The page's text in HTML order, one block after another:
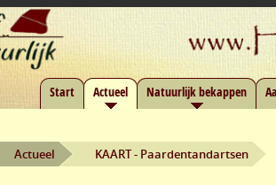
Start Actueel Natuurlijk bekappen
Actueel KAART - Paardentandartsen